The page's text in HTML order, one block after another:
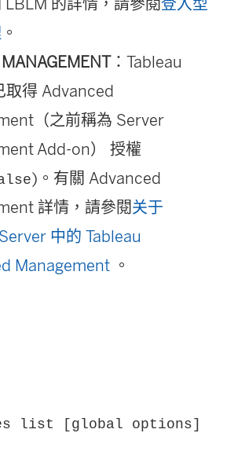
。
：Tableau
取得 Advanced
（之前稱為 Server
Add-on） 授權
)。有關 Advanced
詳情，請參閱关于
中的 Tableau
Management 。
list [global options]